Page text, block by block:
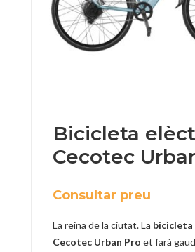
Bicicleta
Cecotec
Consultar preu
La reina de la ciutat. La
Cecotec Urban Pro et farà